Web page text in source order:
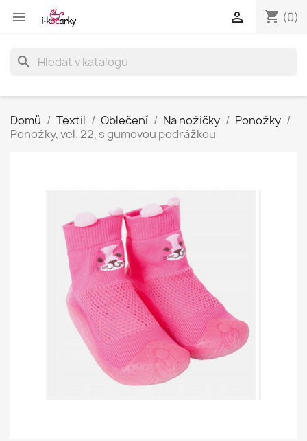
 shopping_cart (0)

search
Domů Textil Oblečení Na nožičky
Ponožky
Ponožky, vel. 22, s gumovou podrážkou